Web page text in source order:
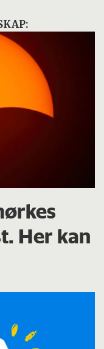
Her kan